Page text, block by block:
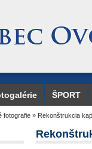
ŠPORT
fotografie » Rekonštrukcia